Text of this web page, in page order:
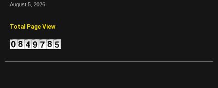
August 5, 2026
Total Page View